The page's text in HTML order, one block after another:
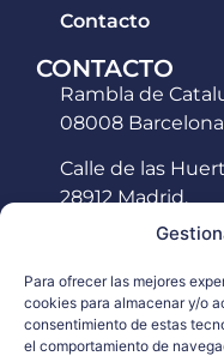
Para ofrecer las mejores
cookies para almacenar y/o
consentimiento de estas
el comportamiento de
Contacto
CONTACTO
Rambla de
08008
Calle de las
28912 Madrid.
Tel: +34 934 188
LinkedIN